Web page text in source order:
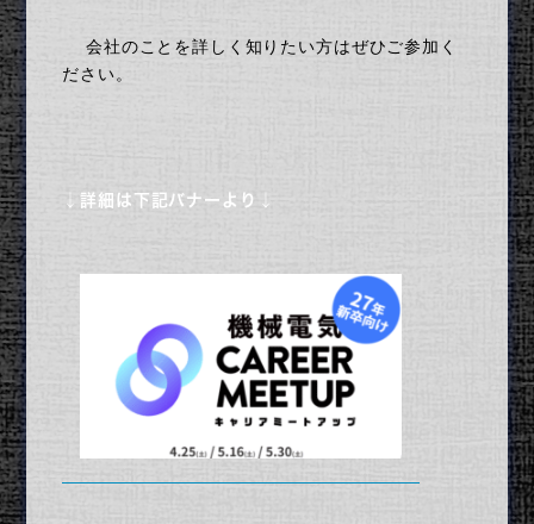
会社のことを詳しく知りたい方はぜひご参加く
ださい。
↓詳細は下記バナーより↓